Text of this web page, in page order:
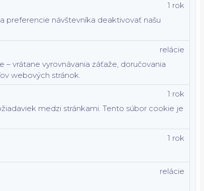
preferencie návštevníka deaktivovať našu
1 rok
vrátane vyrovnávania záťaže, doručovania
webových stránok.
relácie
medzi stránkami. Tento súbor cookie je
1 rok
1 rok
relácie